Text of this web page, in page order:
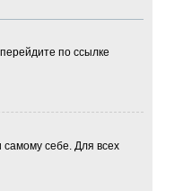
по ссылке
себе. Для всех